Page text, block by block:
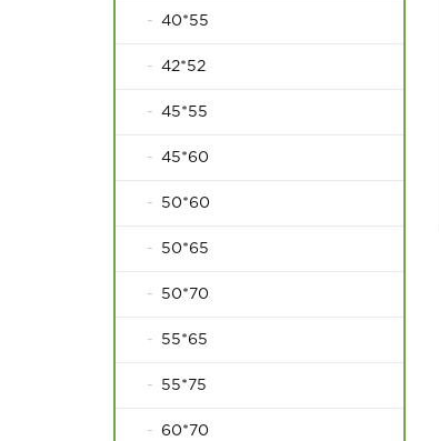
40*55
42*52
45*55
45*60
50*60
50*65
50*70
55*65
55*75
60*70